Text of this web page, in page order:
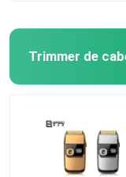
Trimmer de